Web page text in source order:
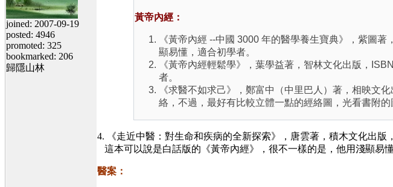
joined: 2007-09-19
posted: 4946
promoted: 325
bookmarked: 206
歸隱山林
黃帝內經：
《黃帝內經 --中國 3000 年的醫學養生寶典》，紫圖
顯易懂，適合初學者。
《黃帝內經輕鬆學》，葉學益著，智林文化出版，
者。
《求醫不如求己》，鄭富中（中里巴人）著，相映文
絡，不過，最好有比較立體一點的經絡圖，光看書附的
4. 《走近中醫：對生命和疾病的全新探索》，唐雲著，積木文化出版，
這本可以說是白話版的《黃帝內經》，很不一樣的是，他用淺顯易
醫案：